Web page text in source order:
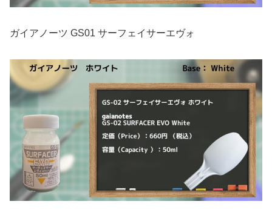
ガイアノーツ GS01 サーフェイサーエヴォ